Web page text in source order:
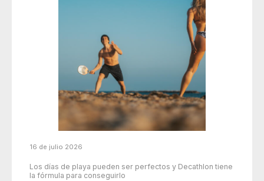
16 de julio 2026
Los días de playa pueden ser perfectos y Decathlon tiene
la fórmula para conseguirlo